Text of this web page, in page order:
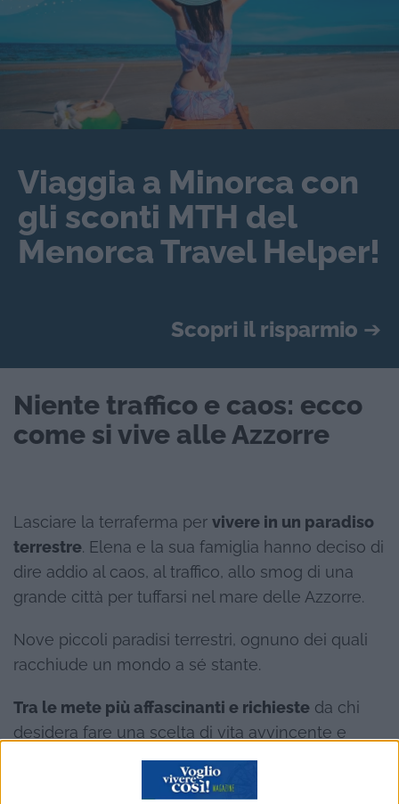
Viaggia a Minorca con
gli sconti MTH del
Menorca Travel Helper!
Scopri il risparmio ➔
Niente traffico e caos: ecco
come si vive alle Azzorre
Lasciare la terraferma per vivere in un paradiso
terrestre. Elena e la sua famiglia hanno deciso di
dire addio al caos, al traffico, allo smog di una
grande città per tuffarsi nel mare delle Azzorre.
Nove piccoli paradisi terrestri, ognuno dei quali
racchiude un mondo a sé stante.
Tra le mete più affascinanti e richieste da chi
desidera fare una scelta di vita avvincente e
trasferirsi su una delle isole Azzorre
mezzo dell’Oceano Atlantico, non è cosa per tutti